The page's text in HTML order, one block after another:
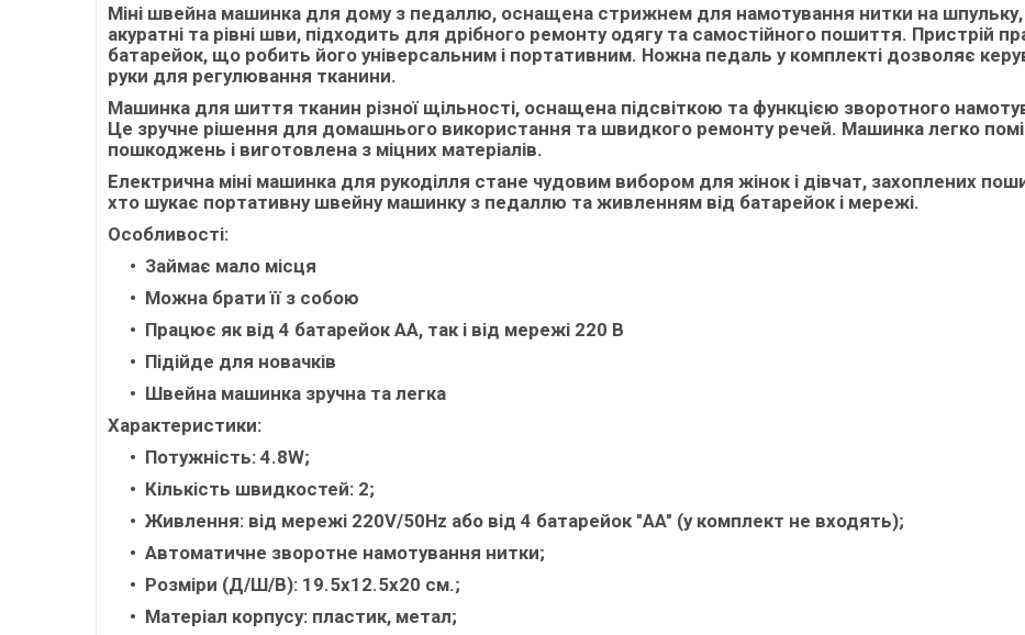
Міні швейна машинка для дому з педаллю, оснащена стрижнем для намотування нитки на
акуратні та рівні шви, підходить для дрібного ремонту одягу та самостійного пошиття. Пристрій
батарейок, що робить його універсальним і портативним. Ножна педаль у комплекті дозволяє
руки для регулювання тканини.
Машинка для шиття тканин різної щільності, оснащена підсвіткою та функцією зворотного
Це зручне рішення для домашнього використання та швидкого ремонту речей. Машинка легко
пошкоджень і виготовлена з міцних матеріалів.
Електрична міні машинка для рукоділля стане чудовим вибором для жінок і дівчат, захоплених
хто шукає портативну швейну машинку з педаллю та живленням від батарейок і мережі.
Особливості:
Займає мало місця
Можна брати її з собою
Працює як від 4 батарейок АА, так і від мережі 220 В
Підійде для новачків
Швейна машинка зручна та легка
Характеристики:
Потужність: 4.8W;
Кількість швидкостей: 2;
Живлення: від мережі 220V/50Hz або від 4 батарейок "AA" (у комплект не входять);
Автоматичне зворотне намотування нитки;
Розміри (Д/Ш/В): 19.5x12.5x20 см.;
Матеріал корпусу: пластик, метал;